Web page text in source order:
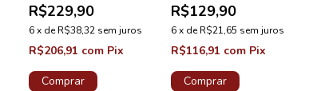
Drama Coleção
Valência
R$229,90
6 x deR$38,32 sem juros
R$206,91 com Pix
Comprar
R$129,90
6 x deR$21,65 sem juros
R$116,91 com Pix
Comprar